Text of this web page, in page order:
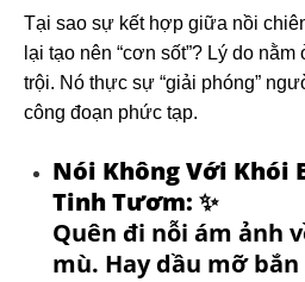
Tại sao sự kết hợp giữa nồi
lại tạo nên “cơn sốt”? Lý do
trội. Nó thực sự “giải phóng”
công đoạn phức tạp.
Nói Không Với Khói
Tinh Tươm: ✨
Quên đi nỗi ám ảnh
mù. Hay dầu mỡ